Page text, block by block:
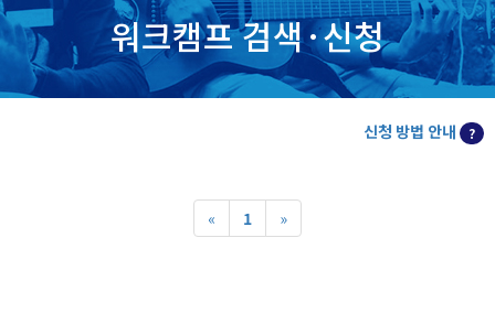
워크캠프 검색·신청
신청 방법 안내 ?
« 1 »